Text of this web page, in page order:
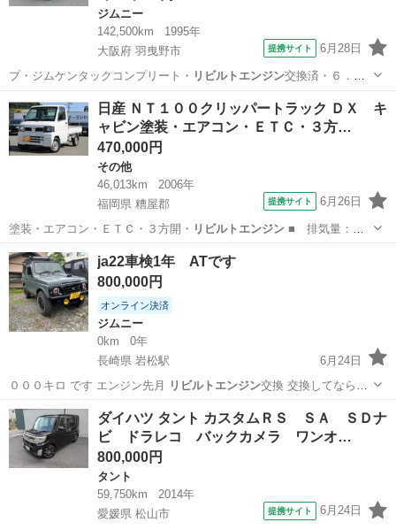
ジムニー
142,500km
1995年
大阪府 羽曳野市
提携サイト 6月28日
プ・ジムケンタックコンプリート・ リビルトエンジン交換済・６．５
０Ｒ１６ＭＴタイヤ…
大阪 羽曳野市
日産 ＮＴ１００クリッパートラック ＤＸ キ
ャビン塗装・エアコン・ＥＴＣ・３方…
470,000円
その他
46,013km
2006年
福岡県 糟屋郡
提携サイト 6月26日
塗装・エアコン・ＥＴＣ・３方開・ リビルトエンジン■ 排気量：
660cc ■ …
福岡 糟屋郡 その他
ja22車検1年 ATです
800,000円
オンライン決済
ジムニー
0km
0年
長崎県 岩松駅
6月24日
０００キロ です エンジン先月
リビルトエンジン交換 交換してならし
状態で２００…
長崎 大村市 岩松駅 ジムニー
ダイハツ タント カスタムＲＳ ＳＡ ＳＤナ
ビ ドラレコ バックカメラ ワンオ…
800,000円
タント
59,750km
2014年
愛媛県 松山市
提携サイト 6月24日